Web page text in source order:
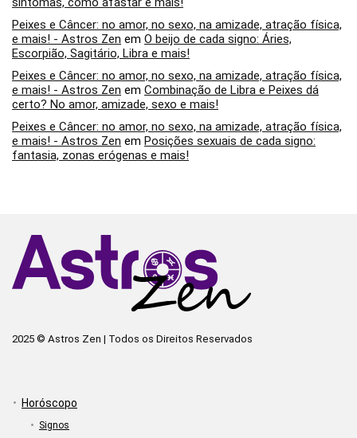
Peixes e Câncer: no amor, no sexo, na amizade, atração física,
e mais! - Astros Zen em O beijo de cada signo: Áries,
Escorpião, Sagitário, Libra e mais!
Peixes e Câncer: no amor, no sexo, na amizade, atração física,
e mais! - Astros Zen em Combinação de Libra e Peixes dá
certo? No amor, amizade, sexo e mais!
Peixes e Câncer: no amor, no sexo, na amizade, atração física,
e mais! - Astros Zen em Posições sexuais de cada signo:
fantasia, zonas erógenas e mais!
2025 © Astros Zen | Todos os Direitos Reservados
Horóscopo
Signos